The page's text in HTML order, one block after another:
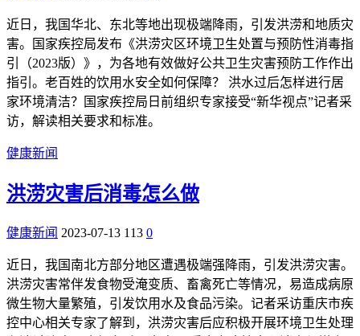
近日，我国华北、东北等地出现极端降雨，引发洪涝和地质灾
害。国家疾控局发布《洪涝灾区环境卫生处置与预防性消毒指
引（2023版）》，为各地有效做好公共卫生灾害预防工作作出
指引。老百姓的饮用水安全如何保障？ 洪水过后怎样进行居
家环境清洁？国家疾控局日前组织专家接受“新华视点”记者采
访，解读相关要求和标准。
健康新闻
洪涝灾害后消毒怎么做
健康新闻 2023-07-13 113 0
近日，我国南北方部分地区遭遇极端强降雨，引发洪涝灾害。
洪涝灾害常伴发食物受淹变质、畜禽死亡等情况，易造成病原
微生物大量繁殖，引发饮用水及食品污染。记者采访重庆市疾
控中心相关专家了解到，洪涝灾害后应积极开展环境卫生处理